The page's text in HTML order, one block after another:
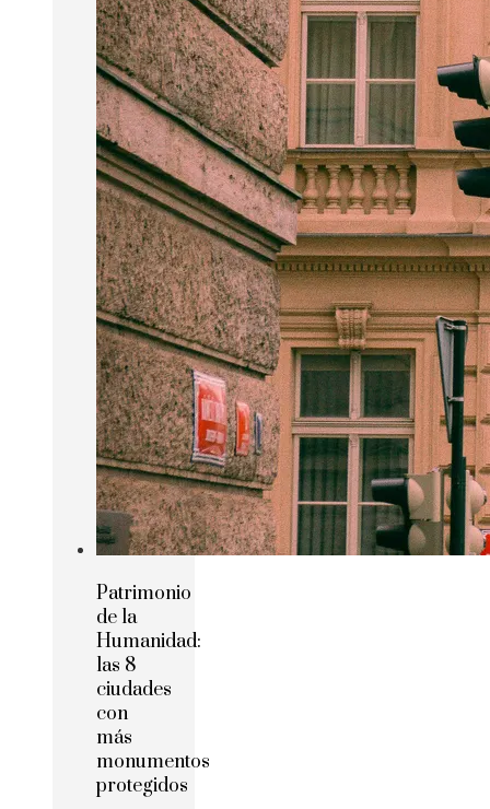
Patrimonio
de la
Humanidad:
las 8
ciudades
con
más
monumentos
protegidos